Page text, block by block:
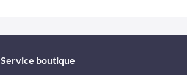
Service boutique